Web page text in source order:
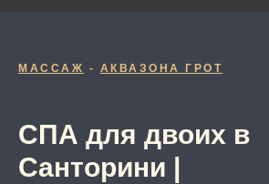
МАССАЖ - АКВАЗОНА ГРОТ
СПА для двоих в
Санторини |